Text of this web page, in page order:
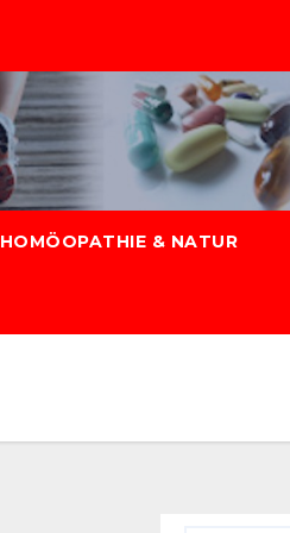
HOMÖOPATHIE & NATUR